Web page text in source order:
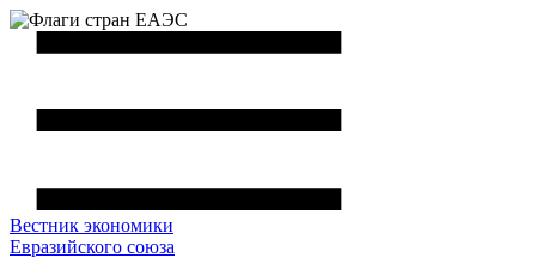
Вестник экономики
Евразийского союза